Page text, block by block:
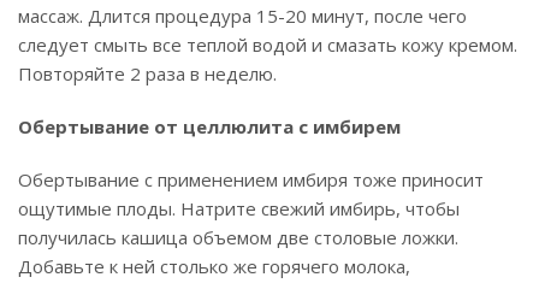
массаж. Длится процедура 15-20 минут, после чего
следует смыть все теплой водой и смазать кожу кремом.
Повторяйте 2 раза в неделю.
Обертывание от целлюлита с имбирем
Обертывание с применением имбиря тоже приносит
ощутимые плоды. Натрите свежий имбирь, чтобы
получилась кашица объемом две столовые ложки.
Добавьте к ней столько же горячего молока,